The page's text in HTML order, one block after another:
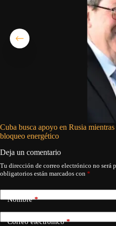
Cuba busca apoyo en Rusia
bloqueo energético
Deja un comentario
Tu dirección de correo electrónico no será
obligatorios están marcados con *
Nombre*
Correo electrónico*